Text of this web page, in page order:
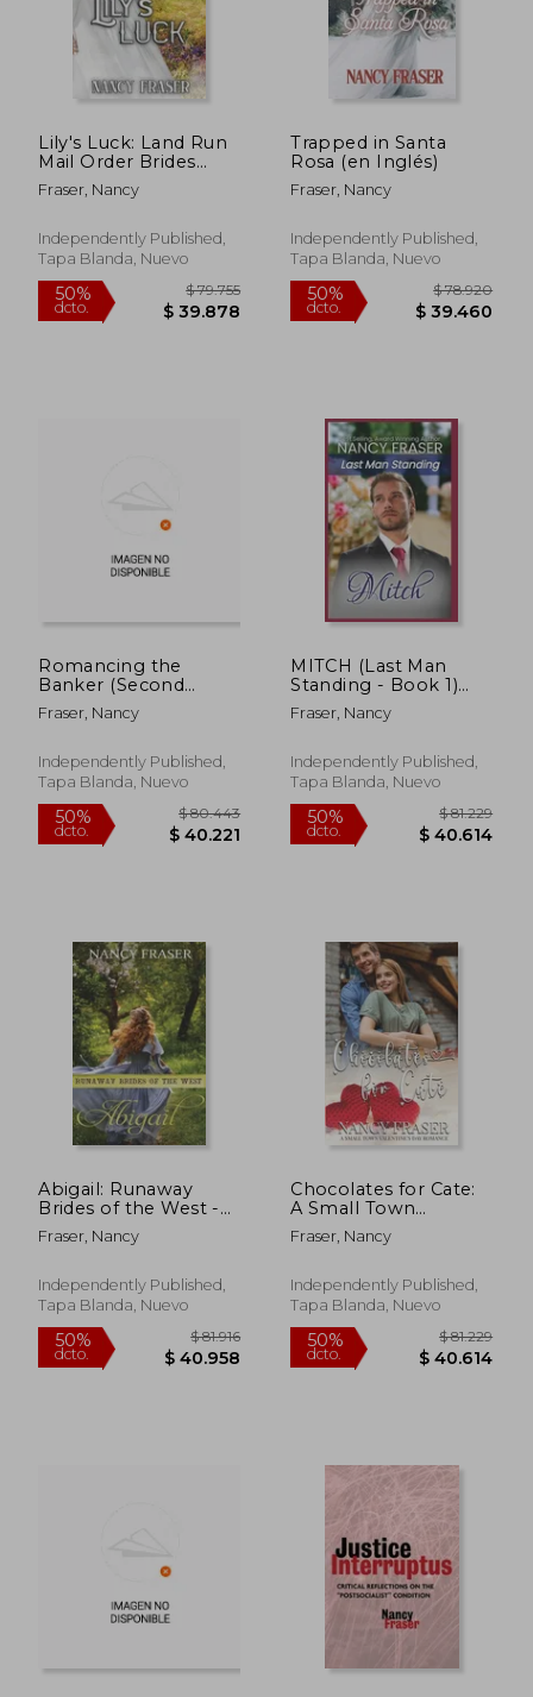
50%
dcto.
$ 118.935
$ 59.467
50%
dcto.
Lily's Luck: Land Run
Mail Order Brides
Book 10 (en Inglés)
Fraser, Nancy
Independently Published,
Tapa Blanda, Nuevo
Trapped in Santa
Rosa (en Inglés)
Fraser, Nancy
Independently Published,
Tapa Blanda, Nuevo
50%
dcto.
Romancing the
Banker (Second
Chance Groom Book
3) (en Inglés)
Fraser, Nancy
Independently Published,
Tapa Blanda, Nuevo
MITCH (Last Man
Standing - Book 1)
(en Inglés)
Fraser, Nancy
Independently Published,
Tapa Blanda, Nuevo
Abigail: Runaway
Brides of the West -
Book 15 (en Inglés)
Fraser, Nancy
Independently Published,
Tapa Blanda, Nuevo
Chocolates for Cate:
A Small Town
Valentine's Day
Romance (en Inglés)
Fraser, Nancy
Independently Published,
Tapa Blanda, Nuevo